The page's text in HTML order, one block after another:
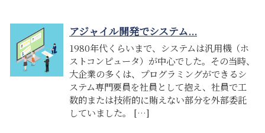
アジャイル開発でシステム...
1980年代くらいまで、システムは汎用機（ホ
ストコンピュータ）が中心でした。その当時、
大企業の多くは、プログラミングができるシ
ステム専門要員を社員として抱え、社員で工
数的または技術的に賄えない部分を外部委託
していました。 […]